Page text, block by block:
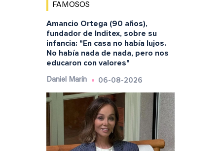
FAMOSOS
Amancio Ortega (90 años),
fundador de Inditex, sobre su
infancia: "En casa no había lujos.
No había nada de nada, pero nos
educaron con valores"
Daniel Marín 06-08-2026